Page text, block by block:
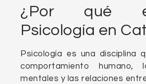
¿Por qué
Psicología en
Psicología es una disciplina
comportamiento humano,
mentales y las relaciones